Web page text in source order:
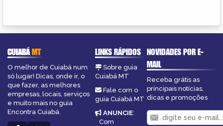
CUIABÁMT
O melhor de Cuiabá num
só lugar! Dicas, onde ir, o
que fazer, as melhores
empresas, locais, serviços
e muito mais no guia
Encontra Cuiabá.
LINKS RÁPIDOS
Sobre guia
Cuiabá MT
Fale com o
guia Cuiabá MT
ANUNCIE:
Com
NOVIDADES POR E-
MAIL
Receba grátis as
principais notícias,
dicas e promoções